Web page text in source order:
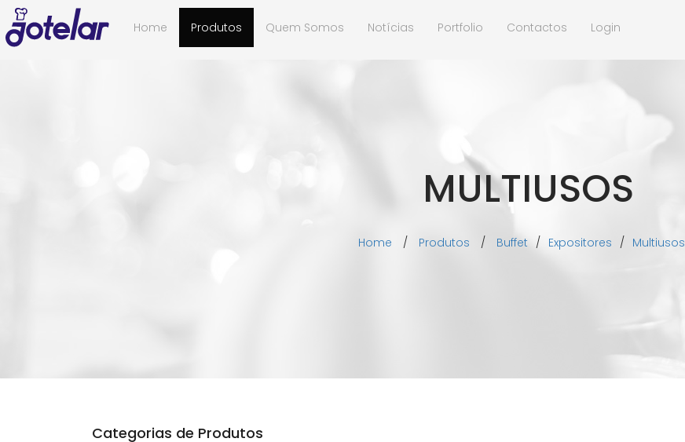
Home Produtos Quem Somos Notícias Portfolio Contactos Login
MULTIUSOS
Home / Produtos / Buffet / Expositores / Multiusos
Categorias de Produtos